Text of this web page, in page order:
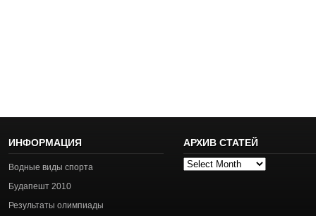
ИНФОРМАЦИЯ
Водные виды спорта
Будапешт 2010
Результаты олимпиады
АРХИВ СТАТЕЙ
Архив